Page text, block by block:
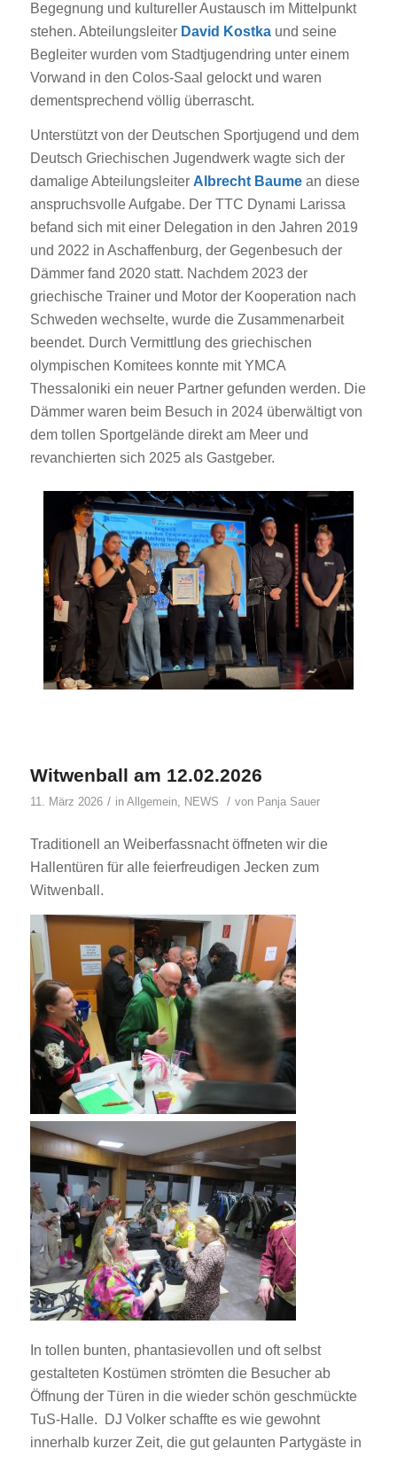
Begegnung und kultureller Austausch im Mittelpunkt
stehen. Abteilungsleiter David Kostkaund seine
Begleiter wurden vom Stadtjugendring unter einem
Vorwand in den Colos-Saal gelockt und waren
dementsprechend völlig überrascht.
Unterstützt von der Deutschen Sportjugend und dem
Deutsch Griechischen Jugendwerk wagte sich der
damalige Abteilungsleiter Albrecht Baumean diese
anspruchsvolle Aufgabe. Der TTC Dynami Larissa
befand sich mit einer Delegation in den Jahren 2019
und 2022 in Aschaffenburg, der Gegenbesuch der
Dämmer fand 2020 statt. Nachdem 2023 der
griechische Trainer und Motor der Kooperation nach
Schweden wechselte, wurde die Zusammenarbeit
beendet. Durch Vermittlung des griechischen
olympischen Komitees konnte mit YMCA
Thessaloniki ein neuer Partner gefunden werden. Die
Dämmer waren beim Besuch in 2024 überwältigt von
dem tollen Sportgelände direkt am Meer und
revanchierten sich 2025 als Gastgeber.
Witwenball am 12.02.2026
11. März 2026 / in Allgemein, NEWS / von Panja Sauer
Traditionell an Weiberfassnacht öffneten wir die
Hallentüren für alle feierfreudigen Jecken zum
Witwenball.
In tollen bunten, phantasievollen und oft selbst
gestalteten Kostümen strömten die Besucher ab
Öffnung der Türen in die wieder schön geschmückte
TuS-Halle. DJ Volker schaffte es wie gewohnt
innerhalb kurzer Zeit, die gut gelaunten Partygäste in